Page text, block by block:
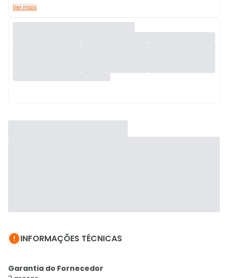
Ver mais
INFORMAÇÕES TÉCNICAS
Garantia do Fornecedor